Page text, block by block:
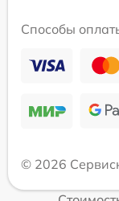
Способы
© 2026